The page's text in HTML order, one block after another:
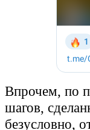
Впрочем, по
шагов,
безусловно,